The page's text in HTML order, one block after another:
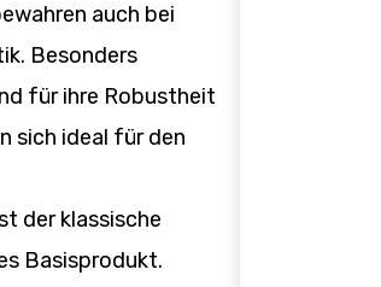
auch bei
Besonders
für ihre Robustheit
sich ideal für den
der klassische
Basisprodukt.